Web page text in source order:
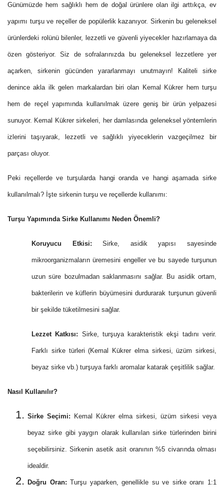
Günümüzde hem sağlıklı hem de doğal ürünlere olan ilgi arttıkça, ev
yapımı turşu ve reçeller de popülerlik kazanıyor. Sirkenin bu geleneksel
ürünlerdeki rolünü bilenler, lezzetli ve güvenli yiyecekler hazırlamaya da
özen gösteriyor. Siz de sofralarınızda bu geleneksel lezzetlere yer
açarken, sirkenin gücünden yararlanmayı unutmayın! Kaliteli sirke
denince akla ilk gelen markalardan biri olan Kemal Kükrer hem turşu
hem de reçel yapımında kullanılmak üzere geniş bir ürün yelpazesi
sunuyor. Kemal Kükrer sirkeleri, her damlasında geleneksel yöntemlerin
izlerini taşıyarak, lezzetli ve sağlıklı yiyeceklerin vazgeçilmez bir
parçası oluyor.
Peki reçellerde ve turşularda hangi oranda ve hangi aşamada sirke
kullanılmalı? İşte sirkenin turşu ve reçellerde kullanımı:
Turşu Yapımında Sirke Kullanımı Neden Önemli?
Koruyucu Etkisi: Sirke, asidik yapısı sayesinde
mikroorganizmaların üremesini engeller ve bu sayede turşunun
uzun süre bozulmadan saklanmasını sağlar. Bu asidik ortam,
bakterilerin ve küflerin büyümesini durdurarak turşunun güvenli
bir şekilde tüketilmesini sağlar.
Lezzet Katkısı: Sirke, turşuya karakteristik ekşi tadını verir.
Farklı sirke türleri (Kemal Kükrer elma sirkesi, üzüm sirkesi,
beyaz sirke vb.) turşuya farklı aromalar katarak çeşitlilik sağlar.
Nasıl Kullanılır?
Sirke Seçimi: Kemal Kükrer elma sirkesi, üzüm sirkesi veya
beyaz sirke gibi yaygın olarak kullanılan sirke türlerinden birini
seçebilirsiniz. Sirkenin asetik asit oranının %5 civarında olması
idealdir.
Doğru Oran: Turşu yaparken, genellikle su ve sirke oranı 1:1